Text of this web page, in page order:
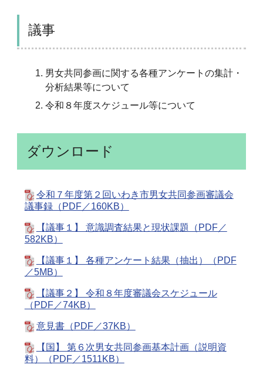
議事
男女共同参画に関する各種アンケートの集計・
分析結果等について
令和８年度スケジュール等について
ダウンロード
令和７年度第２回いわき市男女共同参画審議会
議事録（PDF／160KB）
【議事１】 意識調査結果と現状課題（PDF／
582KB）
【議事１】 各種アンケート結果（抽出）（PDF
／5MB）
【議事２】 令和８年度審議会スケジュール
（PDF／74KB）
意見書（PDF／37KB）
【国】 第６次男女共同参画基本計画（説明資
料）（PDF／1511KB）